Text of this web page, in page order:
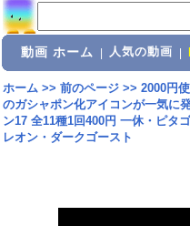
動画 ホーム 人気の動画
ホーム>> 前のページ>> 2000円
のガシャポン化アイコンが一気に
ン17 全11種1回400円 一休・ピタ
レオン・ダークゴースト